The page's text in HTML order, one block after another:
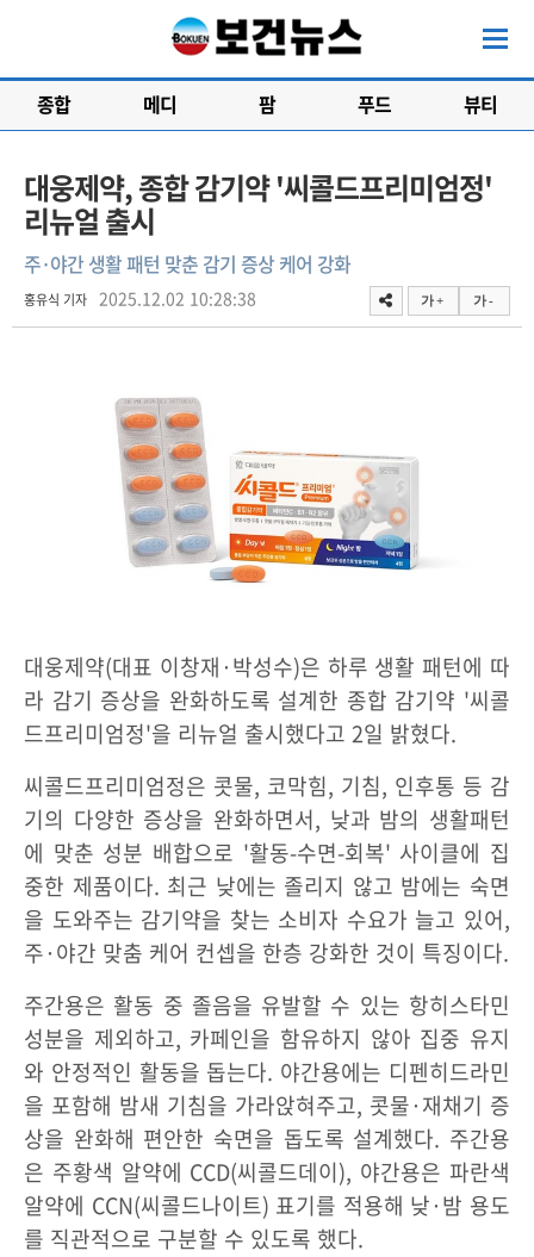
종합 메디 팜 푸드 뷰티
대웅제약, 종합 감기약 '씨콜드프리미엄정'
리뉴얼 출시
주·야간 생활 패턴 맞춘 감기 증상 케어 강화
홍유식 기자 2025.12.02 10:28:38 가 + 가 -
대웅제약(대표 이창재·박성수)은 하루 생활 패턴에 따
라 감기 증상을 완화하도록 설계한 종합 감기약 '씨콜
드프리미엄정'을 리뉴얼 출시했다고 2일 밝혔다.
씨콜드프리미엄정은 콧물, 코막힘, 기침, 인후통 등 감
기의 다양한 증상을 완화하면서, 낮과 밤의 생활패턴
에 맞춘 성분 배합으로 '활동-수면-회복' 사이클에 집
중한 제품이다. 최근 낮에는 졸리지 않고 밤에는 숙면
을 도와주는 감기약을 찾는 소비자 수요가 늘고 있어,
주·야간 맞춤 케어 컨셉을 한층 강화한 것이 특징이다.
주간용은 활동 중 졸음을 유발할 수 있는 항히스타민
성분을 제외하고, 카페인을 함유하지 않아 집중 유지
와 안정적인 활동을 돕는다. 야간용에는 디펜히드라민
을 포함해 밤새 기침을 가라앉혀주고, 콧물·재채기 증
상을 완화해 편안한 숙면을 돕도록 설계했다. 주간용
은 주황색 알약에 CCD(씨콜드데이), 야간용은 파란색
알약에 CCN(씨콜드나이트) 표기를 적용해 낮·밤 용도
를 직관적으로 구분할 수 있도록 했다.